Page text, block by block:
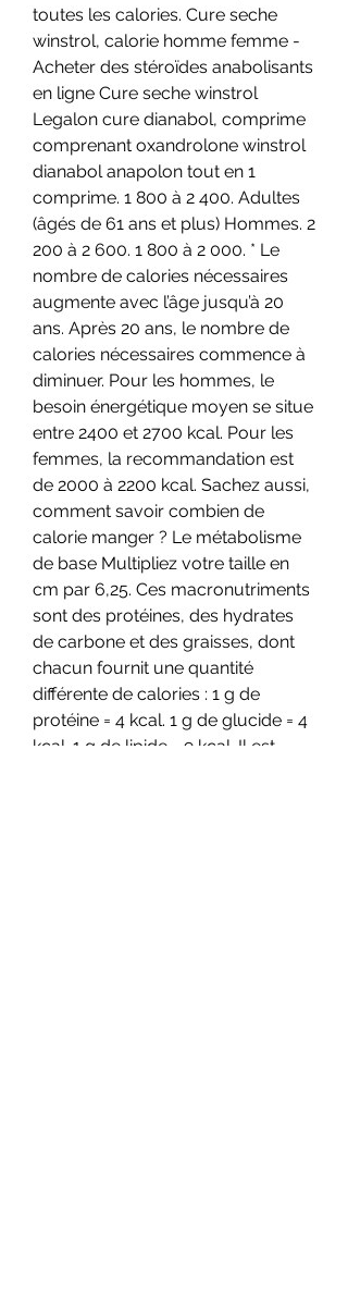
toutes les calories. Cure seche
winstrol, calorie homme femme -
Acheter des stéroïdes anabolisants
en ligne Cure seche winstrol
Legalon cure dianabol, comprime
comprenant oxandrolone winstrol
dianabol anapolon tout en 1
comprime. 1 800 à 2 400. Adultes
(âgés de 61 ans et plus) Hommes. 2
200 à 2 600. 1 800 à 2 000. * Le
nombre de calories nécessaires
augmente avec l’âge jusqu’à 20
ans. Après 20 ans, le nombre de
calories nécessaires commence à
diminuer. Pour les hommes, le
besoin énergétique moyen se situe
entre 2400 et 2700 kcal. Pour les
femmes, la recommandation est
de 2000 à 2200 kcal. Sachez aussi,
comment savoir combien de
calorie manger ? Le métabolisme
de base Multipliez votre taille en
cm par 6,25. Ces macronutriments
sont des protéines, des hydrates
de carbone et des graisses, dont
chacun fournit une quantité
différente de calories : 1 g de
protéine = 4 kcal. 1 g de glucide = 4
kcal. 1 g de lipide = 9 kcal. Il est